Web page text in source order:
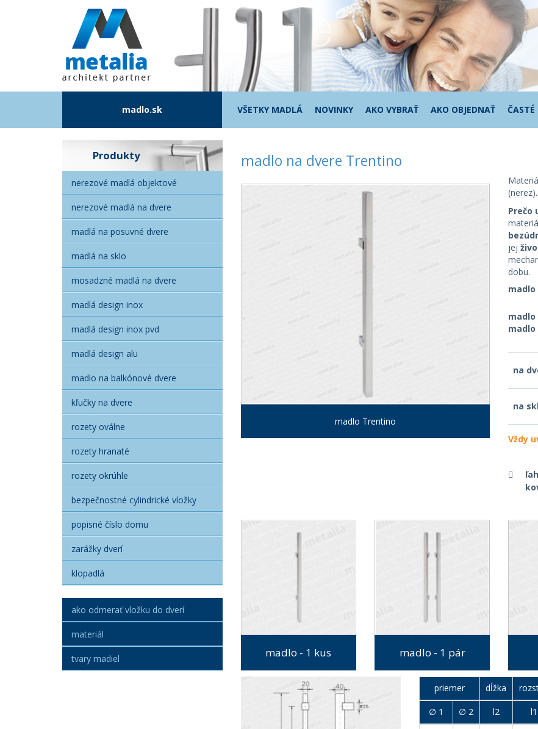
madlo.sk VŠETKY MADLÁ NOVINKY AKO VYBRAŤ AKO OBJEDNAŤ
Produkty
nerezové madlá objektové
nerezové madlá na dvere
madlá na posuvné dvere
madlá na sklo
mosadzné madlá na dvere
madlá design inox
madlá design inox pvd
madlá design alu
madlo na balkónové dvere
kľučky na dvere
rozety oválne
rozety hranaté
rozety okrúhle
bezpečnostné cylindrické vložky
popisné číslo domu
zarážky dverí
klopadlá
ako odmerať vložku do dverí
materiál
tvary madiel
madlo na dvere Trentino
madlo Trentino
(nerez).
Prečo
jej
dobu.
madlo
madlo
madlo
na
na
Vždy
madlo - 1 kus madlo - 1 pár
priemer dĺžka
∅ 1 ∅ 2 l2 l1